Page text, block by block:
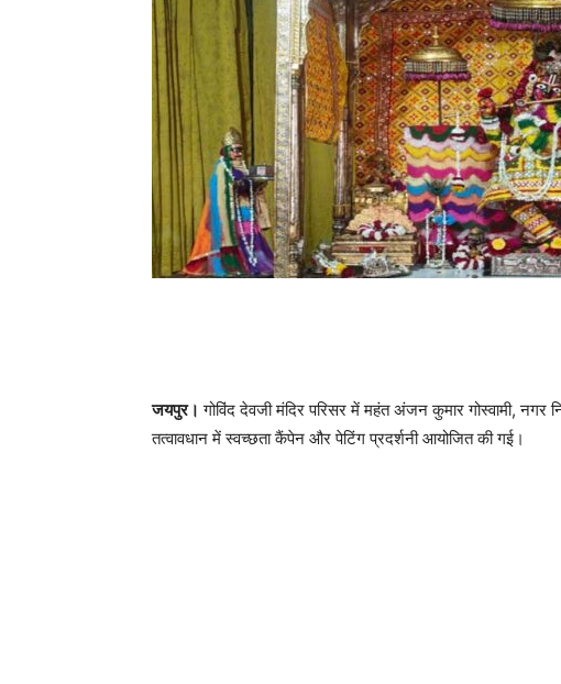
जयपुर। गोविंद देवजी मंदिर परिसर में महंत अंजन कुमार गोस्वामी,
तत्वावधान में स्वच्छता कैंपेन और पेटिंग प्रदर्शनी आयोजित की गई।